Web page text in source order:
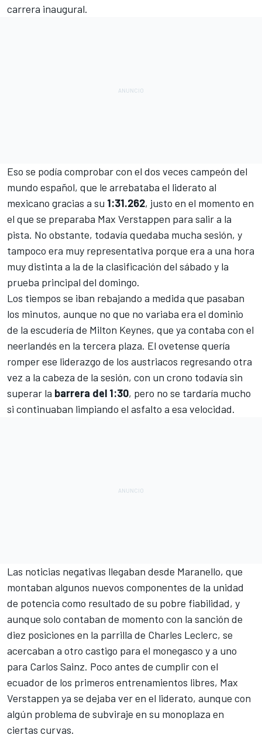
carrera inaugural.
Eso se podía comprobar con el dos veces campeón del
mundo español, que le arrebataba el liderato al
mexicano gracias a su 1:31.262, justo en el momento en
el que se preparaba Max Verstappen para salir a la
pista. No obstante, todavía quedaba mucha sesión, y
tampoco era muy representativa porque era a una hora
muy distinta a la de la clasificación del sábado y la
prueba principal del domingo.
Los tiempos se iban rebajando a medida que pasaban
los minutos, aunque no que no variaba era el dominio
de la escudería de Milton Keynes, que ya contaba con el
neerlandés en la tercera plaza. El ovetense quería
romper ese liderazgo de los austriacos regresando otra
vez a la cabeza de la sesión, con un crono todavía sin
superar la barrera del 1:30, pero no se tardaría mucho
si continuaban limpiando el asfalto a esa velocidad.
Las noticias negativas llegaban desde Maranello, que
montaban algunos nuevos componentes de la unidad
de potencia como resultado de su pobre fiabilidad, y
aunque solo contaban de momento con la sanción de
diez posiciones en la parrilla de Charles Leclerc, se
acercaban a otro castigo para el monegasco y a uno
para Carlos Sainz. Poco antes de cumplir con el
ecuador de los primeros entrenamientos libres, Max
Verstappen ya se dejaba ver en el liderato, aunque con
algún problema de subviraje en su monoplaza en
ciertas curvas.